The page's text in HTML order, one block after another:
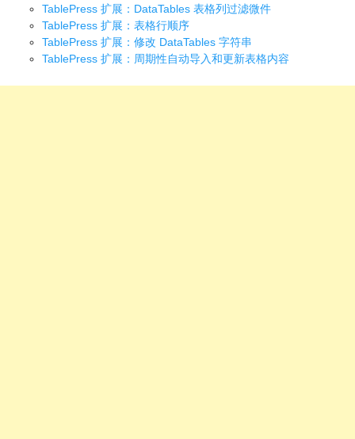
TablePress 扩展：DataTables 表格列过滤微件
TablePress 扩展：表格行顺序
TablePress 扩展：修改 DataTables 字符串
TablePress 扩展：周期性自动导入和更新表格内容